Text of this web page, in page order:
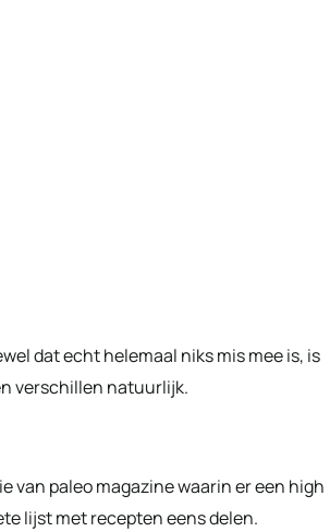
dat echt helemaal niks mis mee is, is
verschillen natuurlijk.
van paleo magazine waarin er een high
lijst met recepten eens delen.